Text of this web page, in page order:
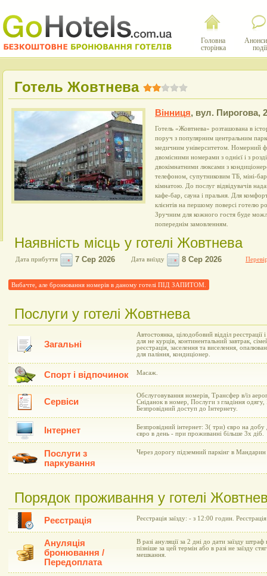
Головна
сторінка
події
Готель Жовтнева
Вінниця, вул. Пирогова, 2
Готель «Жовтнева» розташована в
поруч з популярним центральним
медичним університетом. Номерний
двомісними номерами з однієї і з
двокімнатними люксами з
телефоном, супутниковим ТБ, міні-
кімнатою. До послуг відвідувачів
кафе-бар, сауна і пральня. Для
клієнтів на першому поверсі готелю
Зручним для кожного гостя буде
попереднім замовленням.
Наявність місць у готелі Жовтнева
Дата прибуття Дата виїзду
Вибачте, але бронювання номерів в даному готелі ПІД ЗАПИТОМ.
Послуги у готелі Жовтнева
Загальні
Автостоянка, цілодобовий відділ
для не курців, континентальний завтрак,
реєстрація, заселення та виселення,
для паління, кондиціонер.
Спорт і відпочинок Масаж.
Сервіси
Обслуговування номерів, Трансфер в/із
Сніданок в номер, Послуги з гладіння
Безпровідний доступ до Інтернету.
Інтернет
Безпровідний інтернет: 3( три) євро на
євро в день - при проживанні більше 3х діб.
Послуги з
паркування
Через дорогу підземний паркінг в
Порядок проживання у готелі
Реєстрація Реєстрація заїзду: - з 12:00 годин.
Ануляція
бронювання /
Передоплата
В разі ануляції за 2 дні до дати заїзду штраф
пізніше за цей термін або в разі не заїзду
мешкання.